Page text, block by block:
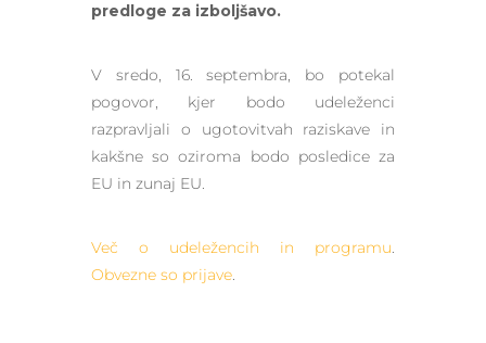
predloge za izboljšavo.
V sredo, 16. septembra, bo potekal
pogovor, kjer bodo udeleženci
razpravljali o ugotovitvah raziskave in
kakšne so oziroma bodo posledice za
EU in zunaj EU.
Več o udeležencih in programu.
Obvezne so prijave.